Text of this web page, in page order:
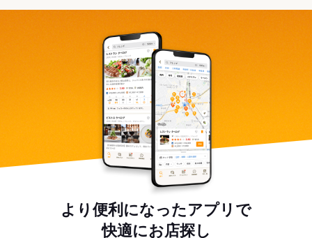
より便利になったアプリで
快適にお店探し